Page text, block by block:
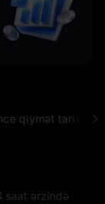
qiymət tarixçəsi
saat ərzində